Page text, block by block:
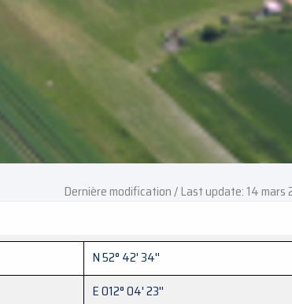
Dernière modification / Last update: 14 mars
N 52° 42' 34''
E 012° 04' 23''